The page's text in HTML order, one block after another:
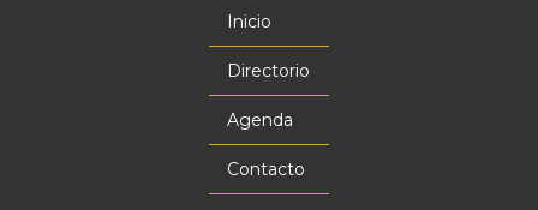
Inicio
Directorio
Agenda
Contacto